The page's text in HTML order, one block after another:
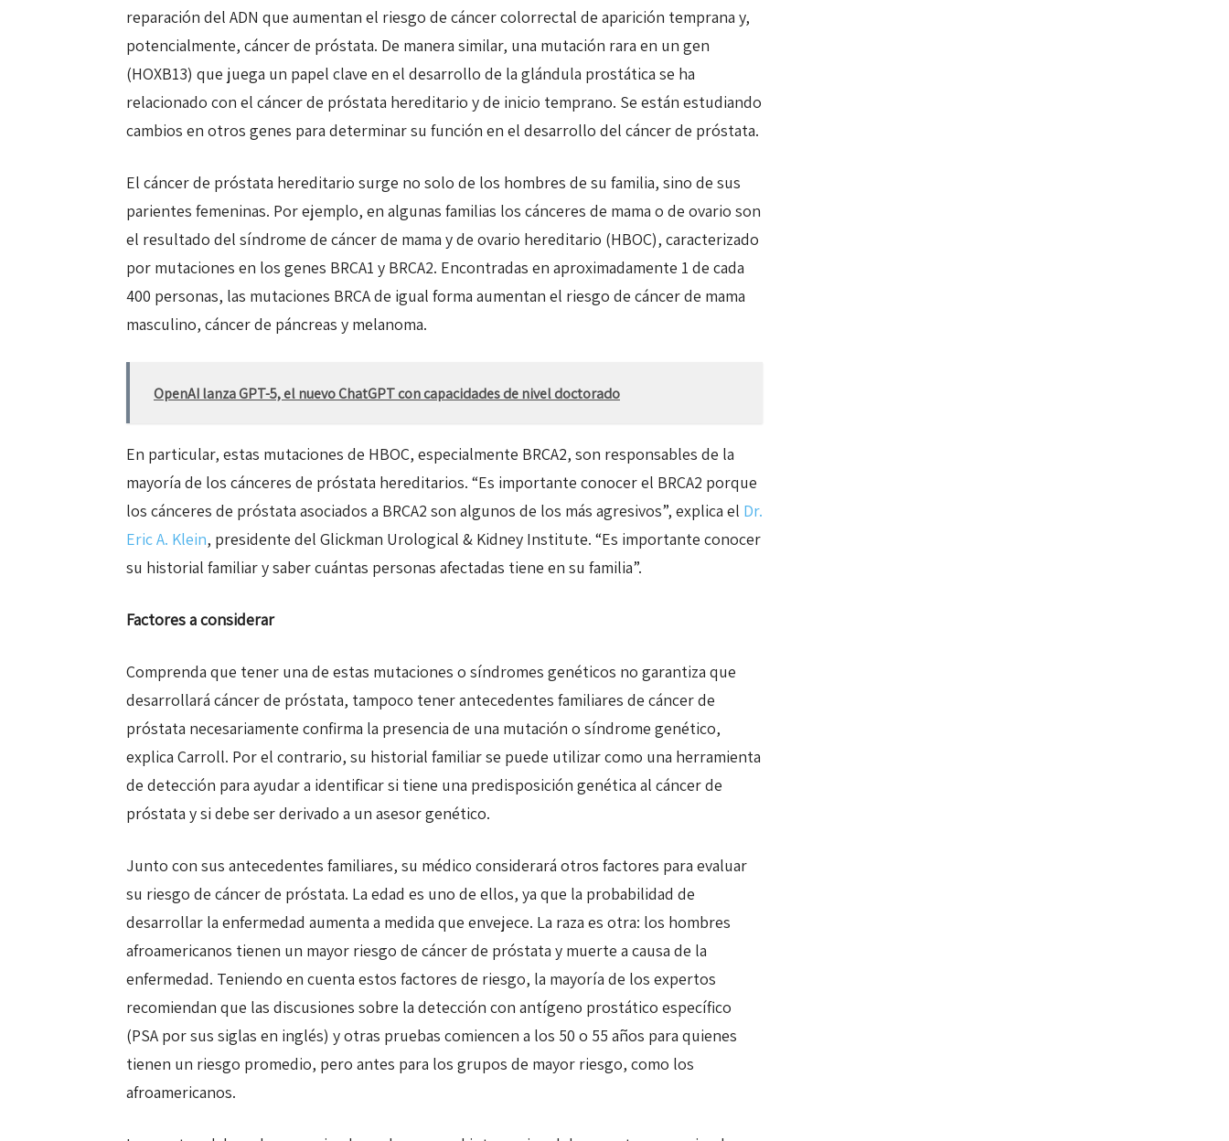
reparación del ADN que aumentan el riesgo de cáncer colorrectal de aparición temprana y,
potencialmente, cáncer de próstata. De manera similar, una mutación rara en un gen
(HOXB13) que juega un papel clave en el desarrollo de la glándula prostática se ha
relacionado con el cáncer de próstata hereditario y de inicio temprano. Se están estudiando
cambios en otros genes para determinar su función en el desarrollo del cáncer de próstata.
El cáncer de próstata hereditario surge no solo de los hombres de su familia, sino de sus
parientes femeninas. Por ejemplo, en algunas familias los cánceres de mama o de ovario son
el resultado del síndrome de cáncer de mama y de ovario hereditario (HBOC), caracterizado
por mutaciones en los genes BRCA1 y BRCA2. Encontradas en aproximadamente 1 de cada
400 personas, las mutaciones BRCA de igual forma aumentan el riesgo de cáncer de mama
masculino, cáncer de páncreas y melanoma.
OpenAI lanza GPT-5, el nuevo ChatGPT con capacidades de nivel doctorado
En particular, estas mutaciones de HBOC, especialmente BRCA2, son responsables de la
mayoría de los cánceres de próstata hereditarios. “Es importante conocer el BRCA2 porque
los cánceres de próstata asociados a BRCA2 son algunos de los más agresivos”, explica el Dr.
Eric A. Klein, presidente del Glickman Urological & Kidney Institute. “Es importante conocer
su historial familiar y saber cuántas personas afectadas tiene en su familia”.
Factores a considerar
Comprenda que tener una de estas mutaciones o síndromes genéticos no garantiza que
desarrollará cáncer de próstata, tampoco tener antecedentes familiares de cáncer de
próstata necesariamente confirma la presencia de una mutación o síndrome genético,
explica Carroll. Por el contrario, su historial familiar se puede utilizar como una herramienta
de detección para ayudar a identificar si tiene una predisposición genética al cáncer de
próstata y si debe ser derivado a un asesor genético.
Junto con sus antecedentes familiares, su médico considerará otros factores para evaluar
su riesgo de cáncer de próstata. La edad es uno de ellos, ya que la probabilidad de
desarrollar la enfermedad aumenta a medida que envejece. La raza es otra: los hombres
afroamericanos tienen un mayor riesgo de cáncer de próstata y muerte a causa de la
enfermedad. Teniendo en cuenta estos factores de riesgo, la mayoría de los expertos
recomiendan que las discusiones sobre la detección con antígeno prostático específico
(PSA por sus siglas en inglés) y otras pruebas comiencen a los 50 o 55 años para quienes
tienen un riesgo promedio, pero antes para los grupos de mayor riesgo, como los
afroamericanos.